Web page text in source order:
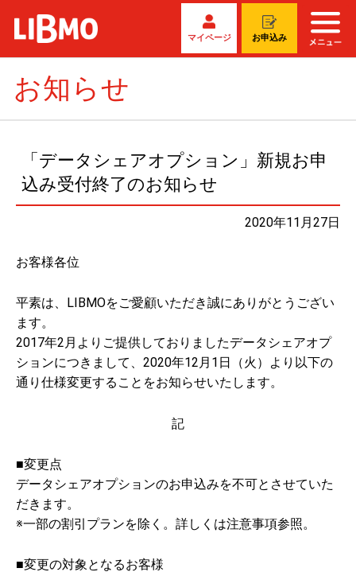
マイページ お申込み
お知らせ
「データシェアオプション」新規お申
込み受付終了のお知らせ
2020年11月27日
お客様各位
平素は、LIBMOをご愛顧いただき誠にありがとうござい
ます。
2017年2月よりご提供しておりましたデータシェアオプ
ションにつきまして、2020年12月1日（火）より以下の
通り仕様変更することをお知らせいたします。
記
■変更点
データシェアオプションのお申込みを不可とさせていた
だきます。
※一部の割引プランを除く。詳しくは注意事項参照。
■変更の対象となるお客様